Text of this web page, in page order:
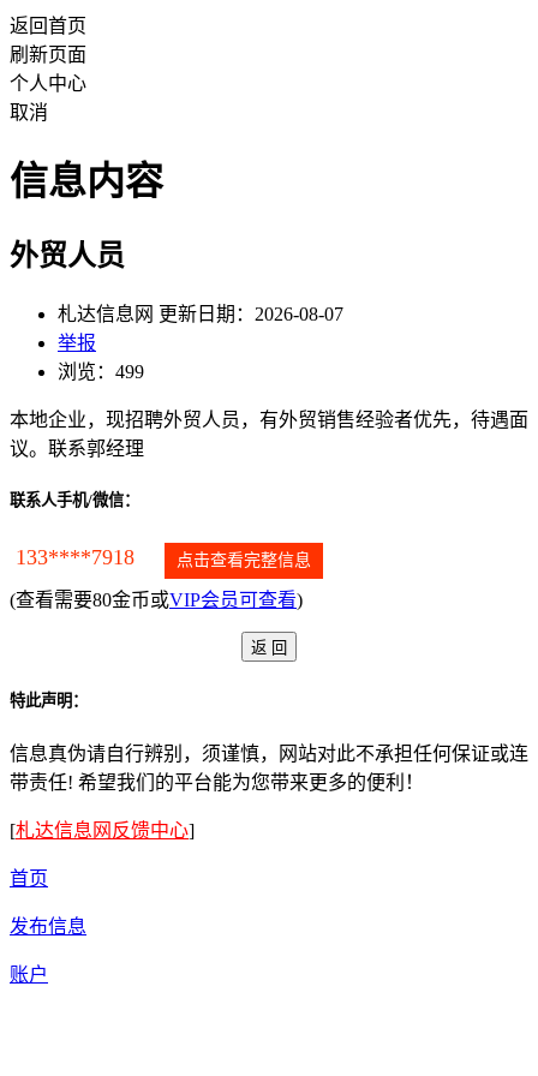
返回首页
刷新页面
个人中心
取消
信息内容
外贸人员
札达信息网 更新日期：2026-08-07
举报
浏览：499
本地企业，现招聘外贸人员，有外贸销售经验者优先，待遇面
议。联系郭经理
联系人手机/微信：
133****7918 点击查看完整信息
(查看需要80金币或VIP会员可查看)
特此声明：
信息真伪请自行辨别，须谨慎，网站对此不承担任何保证或连
带责任! 希望我们的平台能为您带来更多的便利！
[札达信息网反馈中心]
首页
发布信息
账户